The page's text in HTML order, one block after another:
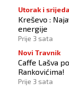
Utorak i srijeda
Kreševo :
energije
Prije 3 sata
Novi Travnik
Caffe Lašva
Rankovićima!
Prije 3 sata